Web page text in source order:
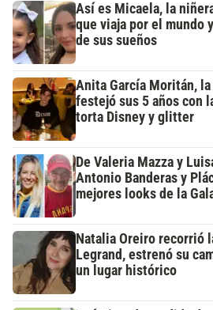
Así es Micaela, la
que viaja por el mundo
de sus sueños
Anita García Moritán,
festejó sus 5 años con
torta Disney y glitter
De Valeria Mazza y
Antonio Banderas y
mejores looks de la
Natalia Oreiro recorrió
Legrand, estrenó su
un lugar histórico